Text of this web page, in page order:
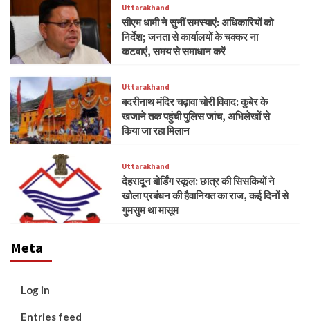
Uttarakhand
सीएम धामी ने सुनीं समस्याएं: अधिकारियों को
निर्देश; जनता से कार्यालयों के चक्कर ना
कटवाएं, समय से समाधान करें
Uttarakhand
बदरीनाथ मंदिर चढ़ावा चोरी विवाद: कुबेर के
खजाने तक पहुंची पुलिस जांच, अभिलेखों से
किया जा रहा मिलान
Uttarakhand
देहरादून बोर्डिंग स्कूल: छात्र की सिसकियों ने
खोला प्रबंधन की हैवानियत का राज, कई दिनों से
गुमसुम था मासूम
Meta
Log in
Entries feed